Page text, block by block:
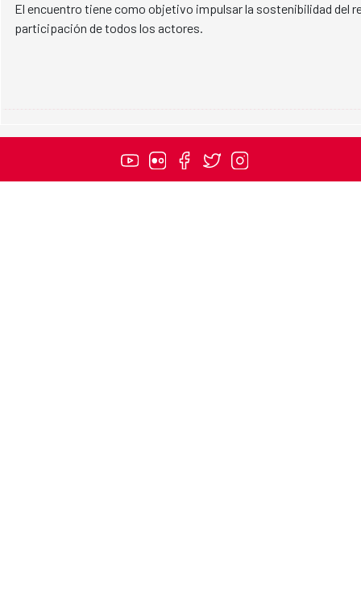
El encuentro tiene como objetivo impulsar la sostenibilidad del
participación de todos los actores.